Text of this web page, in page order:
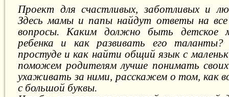
Проект для счастливых, заботливых и
Здесь мамы и папы найдут ответы на
вопросы. Каким должно быть детское
ребенка и как развивать его
простуде и как найти общий язык с
поможем родителям лучше понимать
ухаживать за ними, расскажем о том, как
с большой буквы.